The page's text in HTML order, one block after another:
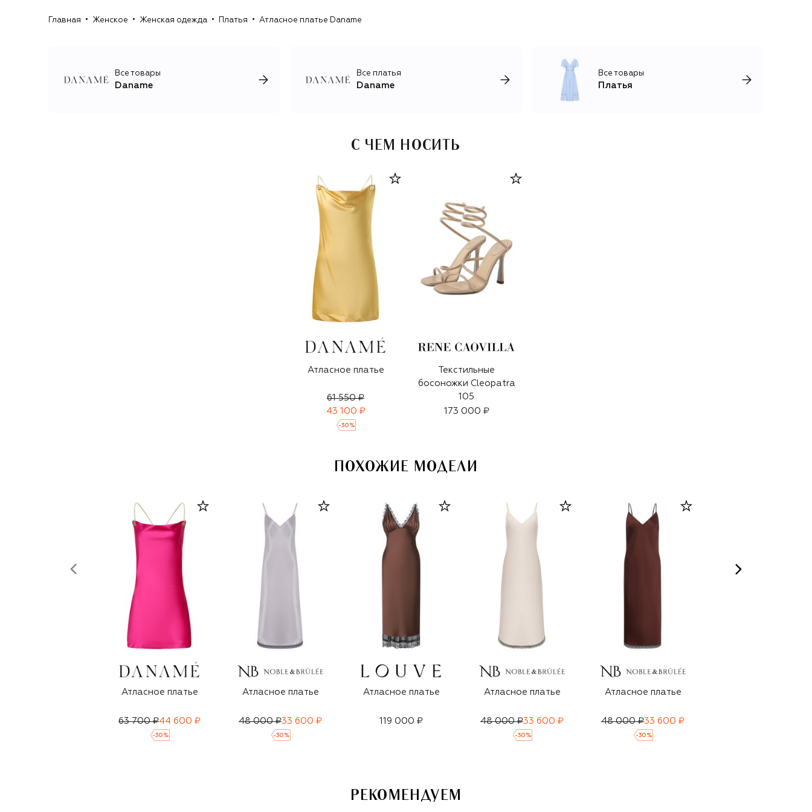
драпировками, нарядные топы и юбки, подчеркивающие
цепочки из гипоаллергенного замака, украшающие
практически каждое изделие. Они выполняют не только
Главная Женское Женская одежда Платья Атласное платье Daname
Все товары
Daname
Все платья
Daname
Все товары
Платья
С ЧЕМ НОСИТЬ
Атласное платье
61 550 ₽
43 100 ₽
-30 %
Текстильные
босоножки Cleopatra
105
173 000 ₽
ПОХОЖИЕ МОДЕЛИ
Атласное платье
63 700 ₽44 600 ₽
-30 %
Атласное платье
48 000 ₽33 600 ₽
-30 %
Атласное платье
119 000 ₽
Атласное платье
48 000 ₽33 600 ₽
-30 %
Атласное платье
48 000 ₽33 600 ₽
-30 %
РЕКОМЕНДУЕМ